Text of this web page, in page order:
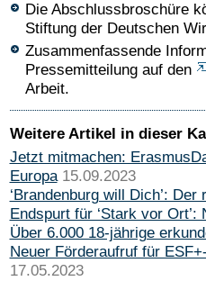
Die Abschlussbroschüre
Stiftung der Deutschen
Zusammenfassende
Pressemitteilung auf den
Arbeit.
Weitere Artikel in dieser
Jetzt mitmachen:
Europa 15.09.2023
‘Brandenburg will Dich’:
Endspurt für ‘Stark vor
Über 6.000 18-jährige
Neuer Förderaufruf für
17.05.2023